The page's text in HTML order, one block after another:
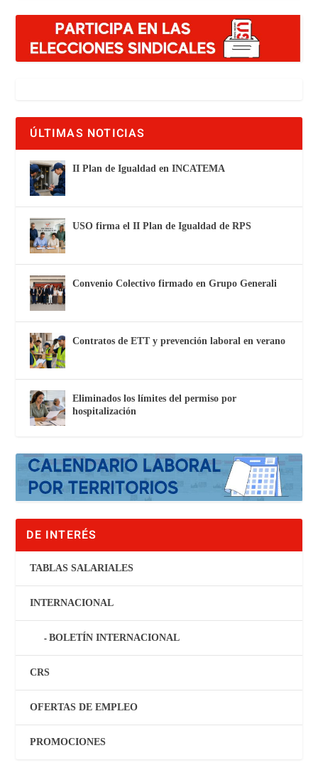
ÚLTIMAS NOTICIAS
II Plan de Igualdad en INCATEMA
USO firma el II Plan de Igualdad de RPS
Convenio Colectivo firmado en Grupo Generali
Contratos de ETT y prevención laboral en verano
Eliminados los límites del permiso por
hospitalización
DE INTERÉS
TABLAS SALARIALES
INTERNACIONAL
BOLETÍN INTERNACIONAL
CRS
OFERTAS DE EMPLEO
PROMOCIONES